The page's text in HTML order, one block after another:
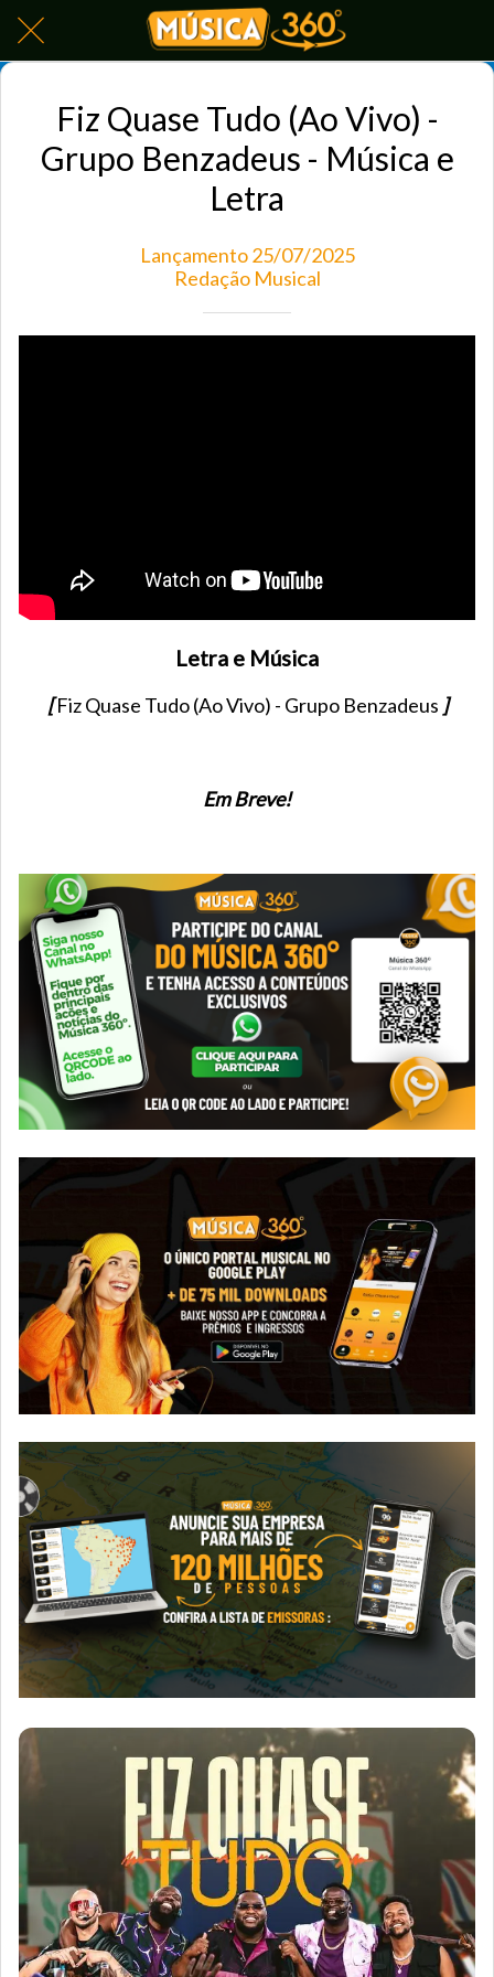
Fiz Quase Tudo (Ao Vivo) -
Grupo Benzadeus - Música e
Letra
Lançamento 25/07/2025
Redação Musical
Letra e Música
[Fiz Quase Tudo (Ao Vivo) - Grupo Benzadeus ]
Em Breve!